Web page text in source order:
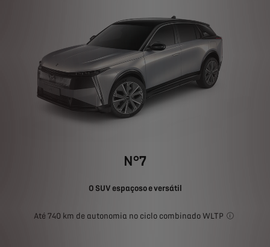
N°7
O SUV espaçoso e versátil
Até 740 km de autonomia no ciclo combinado WLTP